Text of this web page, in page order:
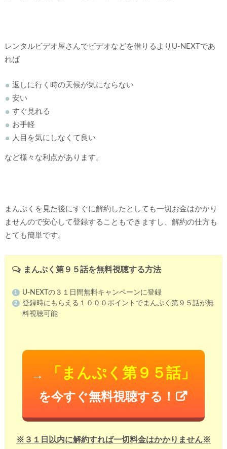
レンタルビデオ屋さんでビデオなどを借りるよりU-NEXTであ
れば
返しに行く時の天候が気にならない
安い
すぐ見れる
お手軽
人目を気にしなくて良い
など様々な利点があります。
まんぷくを見た後にすぐに解約したとしても一切お金はかかり
ませんので安心して登録することもできますし、解約の仕方も
とても簡単です。
まんぷく第９５話を無料視聴する方法
U-NEXTの３１日間無料キャンペーンに登録
登録時にもらえる１０００ポイントでまんぷく第９５話が無
料視聴可能
→ 「まんぷく第９５話」
を今すぐ無料視聴する！
※３１日以内に解約すれば一切料金はかかりません※